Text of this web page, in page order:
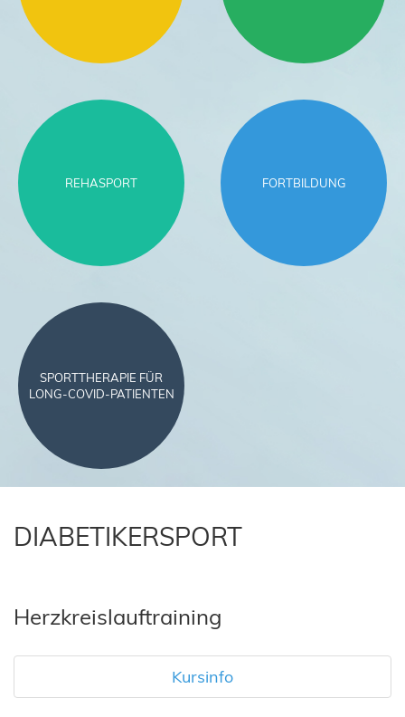
REHASPORT FORTBILDUNG
SPORTTHERAPIE FÜR
LONG-COVID-PATIENTEN
DIABETIKERSPORT
Herzkreislauftraining
Kursinfo